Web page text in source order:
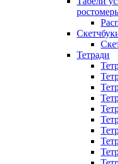
Тетради